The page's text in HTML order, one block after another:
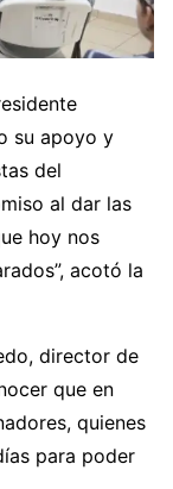
su apoyo y
del
al dar las
hoy nos
acotó la
director de
que en
quienes
para poder